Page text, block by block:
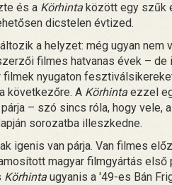
és a Körhinta között egy szűk
dicstelen évtized.
a helyzet: még ugyan nem
filmes hatvanas évek –
filmek nyugaton
következőre. A Körhinta ezzel
– szó sincs róla, hogy vele,
sorozatba illeszkedne.
igenis van párja. Van filmes
magyar filmgyártás
Körhinta ugyanis a '49-es Bán